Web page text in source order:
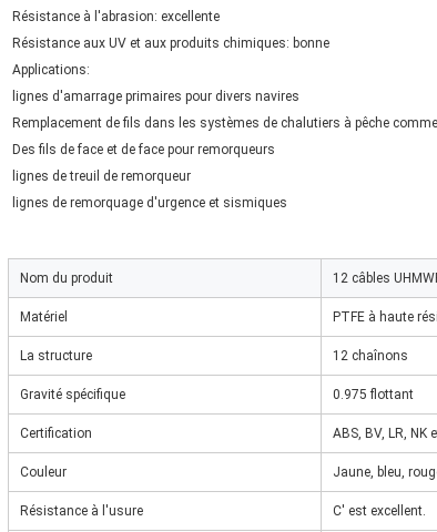
Résistance à l'abrasion: excellente
Résistance aux UV et aux produits chimiques: bonne
Applications:
lignes d'amarrage primaires pour divers navires
Remplacement de fils dans les systèmes de chalutiers à pêche
Des fils de face et de face pour remorqueurs
lignes de treuil de remorqueur
lignes de remorquage d'urgence et sismiques
Nom du produit 12 câbles
Matériel PTFE à haute
La structure 12 chaînons
Gravité spécifique 0.975 flottant
Certification ABS, BV, LR, NK
Couleur Jaune, bleu,
Résistance à l'usure C' est excellent.